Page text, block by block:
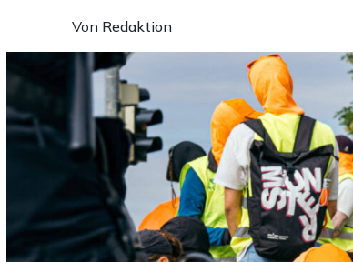
Von Redaktion